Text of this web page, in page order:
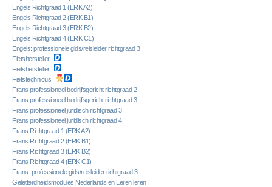
Engels Richtgraad 1 (ERK A2)
Engels Richtgraad 2 (ERK B1)
Engels Richtgraad 3 (ERK B2)
Engels Richtgraad 4 (ERK C1)
Engels: professionele gids/reisleider richtgraad 3
Fietshersteller
Fietshersteller
Fietstechnicus
Frans professioneel bedrijfsgericht richtgraad 2
Frans professioneel bedrijfsgericht richtgraad 3
Frans professioneel juridisch richtgraad 3
Frans professioneel juridisch richtgraad 4
Frans Richtgraad 1 (ERK A2)
Frans Richtgraad 2 (ERK B1)
Frans Richtgraad 3 (ERK B2)
Frans Richtgraad 4 (ERK C1)
Frans: professionele gids/reisleider richtgraad 3
Geletterdheidsmodules Nederlands en Leren leren